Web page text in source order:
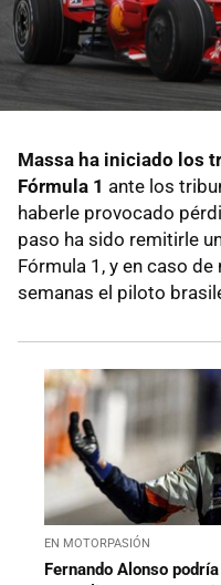
Massa ha iniciado los
Fórmula 1 ante los
haberle provocado
paso ha sido remitirle
Fórmula 1, y en caso
semanas el piloto
EN MOTORPASIÓN
Fernando Alonso